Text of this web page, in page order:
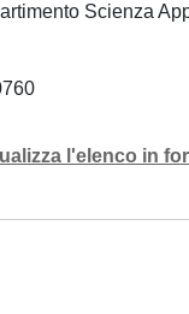
Scienza
l'elenco in